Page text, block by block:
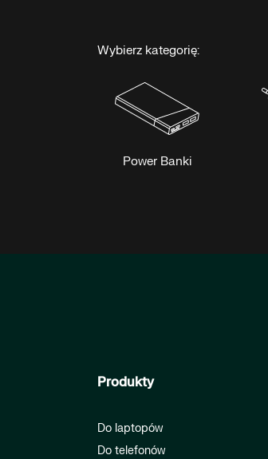
Wybierz kategorię:
Power Banki
Produkty
Do laptopów
Do telefonów